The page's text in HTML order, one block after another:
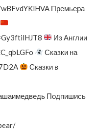
Премьера
Из Англии
Сказки на
Сказки в
Подпишись